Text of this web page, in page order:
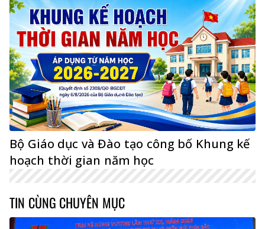
Bộ Giáo dục và Đào tạo công bố Khung kế
hoạch thời gian năm học
TIN CÙNG CHUYÊN MỤC